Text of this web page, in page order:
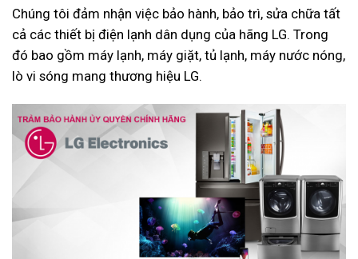
Chúng tôi đảm nhận việc bảo hành, bảo trì, sửa chữa tất
cả các thiết bị điện lạnh dân dụng của hãng LG. Trong
đó bao gồm máy lạnh, máy giặt, tủ lạnh, máy nước nóng,
lò vi sóng mang thương hiệu LG.